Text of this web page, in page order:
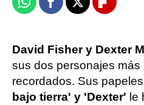
WhatsappFacebook
X
David Fisher y Dexter
sus dos personajes más
recordados. Sus
bajo tierra' y 'Dexter' le